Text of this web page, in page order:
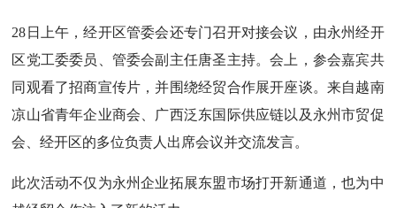
28日上午，经开区管委会还专门召开对接会议，由永州经开
区党工委委员、管委会副主任唐圣主持。会上，参会嘉宾共
同观看了招商宣传片，并围绕经贸合作展开座谈。来自越南
凉山省青年企业商会、广西泛东国际供应链以及永州市贸促
会、经开区的多位负责人出席会议并交流发言。
此次活动不仅为永州企业拓展东盟市场打开新通道，也为中